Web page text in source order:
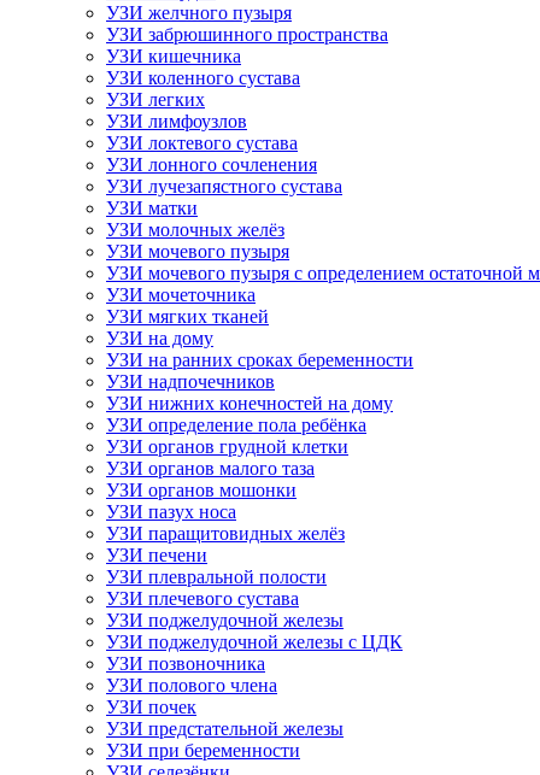
УЗИ желчного пузыря
УЗИ забрюшинного пространства
УЗИ кишечника
УЗИ коленного сустава
УЗИ легких
УЗИ лимфоузлов
УЗИ локтевого сустава
УЗИ лонного сочленения
УЗИ лучезапястного сустава
УЗИ матки
УЗИ молочных желёз
УЗИ мочевого пузыря
УЗИ мочевого пузыря с определением остаточной
УЗИ мочеточника
УЗИ мягких тканей
УЗИ на дому
УЗИ на ранних сроках беременности
УЗИ надпочечников
УЗИ нижних конечностей на дому
УЗИ определение пола ребёнка
УЗИ органов грудной клетки
УЗИ органов малого таза
УЗИ органов мошонки
УЗИ пазух носа
УЗИ паращитовидных желёз
УЗИ печени
УЗИ плевральной полости
УЗИ плечевого сустава
УЗИ поджелудочной железы
УЗИ поджелудочной железы с ЦДК
УЗИ позвоночника
УЗИ полового члена
УЗИ почек
УЗИ предстательной железы
УЗИ при беременности